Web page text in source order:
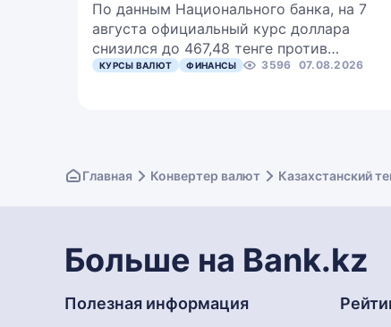
По данным Национального банка, на 7
августа официальный курс доллара
снизился до 467,48 тенге против…
КУРСЫ ВАЛЮТ ФИНАНСЫ 3596 07.08.2026
Главная Конвертер валют Казахстанский
Больше на Bank.kz
Полезная информация